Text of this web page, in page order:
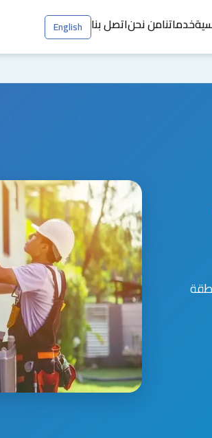
خدماتنامن نحناتصل بنا English